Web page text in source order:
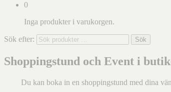
0
Inga produkter i varukorgen.
Sök efter: Sök
Shoppingstund och Event i
Du kan boka in en shoppingstund med dina